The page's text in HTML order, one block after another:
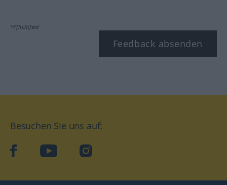
*Pflichtfeld
Feedback absenden
Besuchen Sie uns auf:
facebookYouTube Instagram